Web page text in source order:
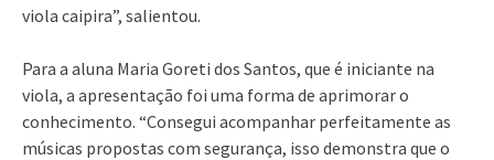
viola caipira”, salientou.
Para a aluna Maria Goreti dos Santos, que é iniciante na
viola, a apresentação foi uma forma de aprimorar o
conhecimento. “Consegui acompanhar perfeitamente as
músicas propostas com segurança, isso demonstra que o